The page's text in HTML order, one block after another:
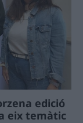
edició
eix temàtic